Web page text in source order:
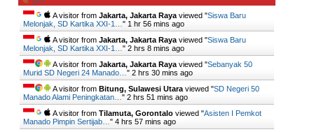
A visitor from Jakarta, Jakarta Raya viewed "Siswa Baru
Melonjak, SD Kartika XXI-1… " 1 hr 56 mins ago
A visitor from Jakarta, Jakarta Raya viewed "Siswa Baru
Melonjak, SD Kartika XXI-1… " 2 hrs 8 mins ago
A visitor from Jakarta, Jakarta Raya viewed "Sebanyak 50
Murid SD Negeri 24 Manado… " 2 hrs 30 mins ago
A visitor from Bitung, Sulawesi Utara viewed "SD Negeri 50
Manado Alami Peningkatan… " 2 hrs 51 mins ago
A visitor from Tilamuta, Gorontalo viewed "Asisten I Pemkot
Manado Pimpin Sertijab… " 4 hrs 57 mins ago